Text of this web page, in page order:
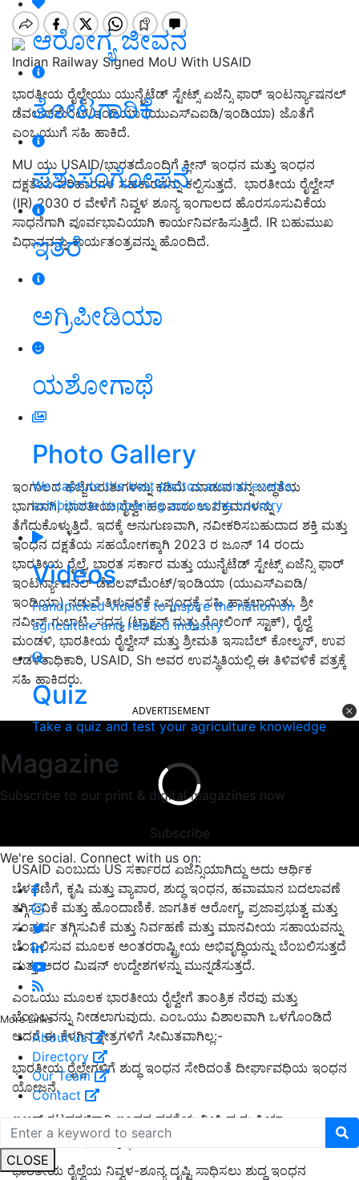
ಆರೋಗ್ಯ ಜೀವನ
ತೋಟಗಾರಿಕೆ
ಪಶುಸಂಗೋಪನೆ
ಇತರೆ
ಅಗ್ರಿಪೀಡಿಯಾ
ಯಶೋಗಾಥೆ
Photo Gallery
We capture the best photos around events,
exhibitions happening across the country
Videos
Handpicked videos to inspire the nation on
agriculture and related industry
Quiz
Take a quiz and test your agriculture knowledge
Magazine
Subscribe to our print & digital magazines now
Subscribe
We're social. Connect with us on:
More Links
About us
Directory
Our Team
Contact
CLOSE
Indian Railway Signed MoU With USAID
ಭಾರತೀಯ ರೈಲ್ವೇಯು ಯುನೈಟೆಡ್ ಸ್ಟೇಟ್ಸ್ ಏಜೆನ್ಸಿ ಫಾರ್ ಇಂಟರ್ನ್ಯಾಷನಲ್
ಡೆವಲಪ್‌ಮೆಂಟ್/ಇಂಡಿಯಾ (ಯುಎಸ್‌ಎಐಡಿ/ಇಂಡಿಯಾ) ಜೊತೆಗೆ
ಎಂಒಯುಗೆ ಸಹಿ ಹಾಕಿದೆ.
MU ಯು USAID/ಭಾರತದೊಂದಿಗೆ ಕ್ಲೀನ್ ಇಂಧನ ಮತ್ತು ಇಂಧನ
ದಕ್ಷತೆಯ ಪರಿಹಾರಗಳ ಸಹಕಾರವನ್ನು ಕಲ್ಪಿಸುತ್ತದೆ. ಭಾರತೀಯ ರೈಲ್ವೇಸ್
(IR) 2030 ರ ವೇಳೆಗೆ ನಿವ್ವಳ ಶೂನ್ಯ ಇಂಗಾಲದ ಹೊರಸೂಸುವಿಕೆಯ
ಸಾಧನೆಗಾಗಿ ಪೂರ್ವಭಾವಿಯಾಗಿ ಕಾರ್ಯನಿರ್ವಹಿಸುತ್ತಿದೆ. IR ಬಹುಮುಖ
ವಿಧಾನವನ್ನು ಕಾರ್ಯತಂತ್ರವನ್ನು ಹೊಂದಿದೆ.
ಇಂಗಾಲದ ಹೆಜ್ಜೆಗುರುತುಗಳನ್ನು ಕಡಿಮೆ ಮಾಡುವ ತನ್ನ ಬದ್ಧತೆಯ
ಭಾಗವಾಗಿ, ಭಾರತೀಯ ರೈಲ್ವೇ ಹಲವಾರು ಉಪಕ್ರಮಗಳನ್ನು
ತೆಗೆದುಕೊಳ್ಳುತ್ತಿದೆ. ಇದಕ್ಕೆ ಅನುಗುಣವಾಗಿ, ನವೀಕರಿಸಬಹುದಾದ ಶಕ್ತಿ ಮತ್ತು
ಇಂಧನ ದಕ್ಷತೆಯ ಸಹಯೋಗಕ್ಕಾಗಿ 2023 ರ ಜೂನ್ 14 ರಂದು
ಭಾರತೀಯ ರೈಲ್ವೆ, ಭಾರತ ಸರ್ಕಾರ ಮತ್ತು ಯುನೈಟೆಡ್ ಸ್ಟೇಟ್ಸ್ ಏಜೆನ್ಸಿ ಫಾರ್
ಇಂಟರ್ನ್ಯಾಷನಲ್ ಡೆವಲಪ್‌ಮೆಂಟ್/ಇಂಡಿಯಾ (ಯುಎಸ್‌ಎಐಡಿ/
ಇಂಡಿಯಾ) ನಡುವೆ ತಿಳುವಳಿಕೆ ಒಪ್ಪಂದಕ್ಕೆ ಸಹಿ ಹಾಕಲಾಯಿತು. ಶ್ರೀ
ನವೀನ್ ಗುಲಾಟಿ, ಸದಸ್ಯ (ಟ್ರಾಕ್ಷನ್ ಮತ್ತು ರೋಲಿಂಗ್ ಸ್ಟಾಕ್), ರೈಲ್ವೆ
ಮಂಡಳಿ, ಭಾರತೀಯ ರೈಲ್ವೇಸ್ ಮತ್ತು ಶ್ರೀಮತಿ ಇಸಾಬೆಲ್ ಕೋಲ್ಮನ್, ಉಪ
ಆಡಳಿತಾಧಿಕಾರಿ, USAID, Sh ಅವರ ಉಪಸ್ಥಿತಿಯಲ್ಲಿ ಈ ತಿಳಿವಳಿಕೆ ಪತ್ರಕ್ಕೆ
ಸಹಿ ಹಾಕಿದರು.
ADVERTISEMENT
USAID ಎಂಬುದು US ಸರ್ಕಾರದ ಏಜೆನ್ಸಿಯಾಗಿದ್ದು ಅದು ಆರ್ಥಿಕ
ಬೆಳವಣಿಗೆ, ಕೃಷಿ ಮತ್ತು ವ್ಯಾಪಾರ, ಶುದ್ಧ ಇಂಧನ, ಹವಾಮಾನ ಬದಲಾವಣೆ
ತಗ್ಗಿಸುವಿಕೆ ಮತ್ತು ಹೊಂದಾಣಿಕೆ. ಜಾಗತಿಕ ಆರೋಗ್ಯ, ಪ್ರಜಾಪ್ರಭುತ್ವ ಮತ್ತು
ಸಂಘರ್ಷ ತಗ್ಗಿಸುವಿಕೆ ಮತ್ತು ನಿರ್ವಹಣೆ ಮತ್ತು ಮಾನವೀಯ ಸಹಾಯವನ್ನು
ಬೆಂಬಲಿಸುವ ಮೂಲಕ ಅಂತರರಾಷ್ಟ್ರೀಯ ಅಭಿವೃದ್ಧಿಯನ್ನು ಬೆಂಬಲಿಸುತ್ತದೆ
ಮತ್ತು ಅದರ ಮಿಷನ್ ಉದ್ದೇಶಗಳನ್ನು ಮುನ್ನಡೆಸುತ್ತದೆ.
ಎಂಒಯು ಮೂಲಕ ಭಾರತೀಯ ರೈಲ್ವೇಗೆ ತಾಂತ್ರಿಕ ನೆರವು ಮತ್ತು
ಬೆಂಬಲವನ್ನು ನೀಡಲಾಗುವುದು. ಎಂಒಯು ವಿಶಾಲವಾಗಿ ಒಳಗೊಂಡಿದೆ
ಆದರೆ ಈ ಕೆಳಗಿನ ಕ್ಷೇತ್ರಗಳಿಗೆ ಸೀಮಿತವಾಗಿಲ್ಲ:-
ಭಾರತೀಯ ರೈಲ್ವೇಗಳಿಗೆ ಶುದ್ಧ ಇಂಧನ ಸೇರಿದಂತೆ ದೀರ್ಘಾವಧಿಯ ಇಂಧನ
ಯೋಜನೆ.
ಐಆರ್ ಕಟ್ಟಡಗಳಿಗಾಗಿ ಇಂಧನ ದಕ್ಷತೆಯ ನೀತಿ ಮತ್ತು ಕ್ರಿಯಾ
ಯೋಜನೆಯನ್ನು ಅಭಿವೃದ್ಧಿಪಡಿಸಿ.
ಭಾರತೀಯ ರೈಲ್ವೆಯ ನಿವ್ವಳ-ಶೂನ್ಯ ದೃಷ್ಟಿ ಸಾಧಿಸಲು ಶುದ್ಧ ಇಂಧನ